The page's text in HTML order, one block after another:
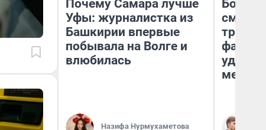
Почему Самара лучше
Уфы: журналистка из
Башкирии впервые
побывала на Волге и
влюбилась
Назифа Нурмухаметова
месте